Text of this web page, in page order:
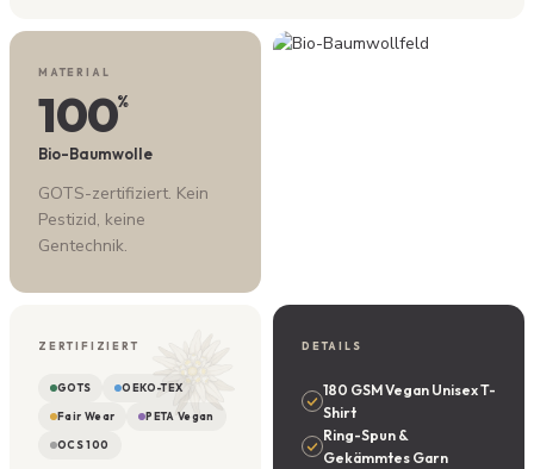
MATERIAL
100%
Bio-Baumwolle
GOTS-zertifiziert. Kein
Pestizid, keine
Gentechnik.
ZERTIFIZIERT
GOTS OEKO-TEX
Fair Wear PETA Vegan
OCS 100
DETAILS
180 GSM Vegan Unisex T-
Shirt
Ring-Spun &
Gekämmtes Garn